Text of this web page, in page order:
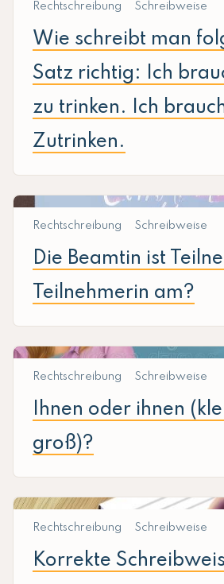
Rechtschreibung Schreibweise
Wie schreibt man
Satz richtig: Ich
zu trinken. Ich
Zutrinken.
Rechtschreibung Schreibweise
Die Beamtin ist
Teilnehmerin am?
Rechtschreibung Schreibweise
Ihnen oder ihnen
groß)?
Rechtschreibung Schreibweise
Korrekte